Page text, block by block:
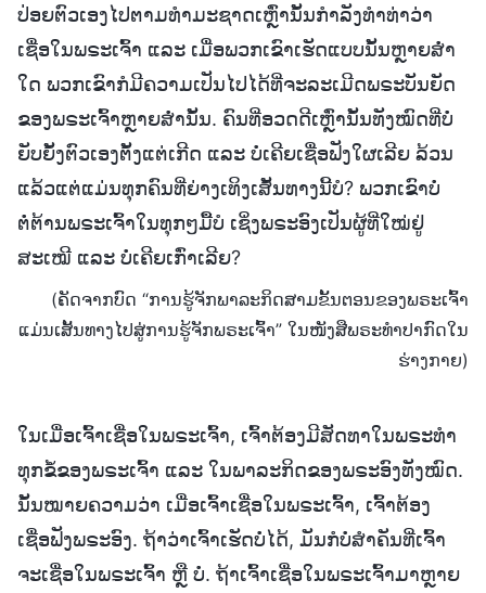
ປ່ອຍຕົວເອງໄປຕາມທຳມະຊາດເຫຼົ່ານັ້ນກຳລັງທຳທ່າວ່າ
ເຊື່ອໃນພຣະເຈົ້າ ແລະ ເມື່ອພວກເຂົາເຮັດແບບນັ້ນຫຼາຍສໍ່າ
ໃດ ພວກເຂົາກໍມີຄວາມເປັນໄປໄດ້ທີ່ຈະລະເມີດພຣະບັນຍັດ
ຂອງພຣະເຈົ້າຫຼາຍສໍ່ານັ້ນ. ຄົນທີ່ອວດດີເຫຼົ່ານັ້ນທັງໝົດທີ່ບໍ່
ຍັບຍັ້ງຕົວເອງຕັ້ງແຕ່ເກີດ ແລະ ບໍ່ເຄີຍເຊື່ອຟັງໃຜເລີຍ ລ້ວນ
ແລ້ວແຕ່ແມ່ນທຸກຄົນທີ່ຍ່າງເທິງເສັ້ນທາງນີ້ບໍ? ພວກເຂົາບໍ່
ຕໍ່ຕ້ານພຣະເຈົ້າໃນທຸກໆມື້ບໍ ເຊິ່ງພຣະອົງເປັນຜູ້ທີ່ໃໝ່ຢູ່
ສະເໝີ ແລະ ບໍ່ເຄີຍເກົ່າເລີຍ?
(ຄັດຈາກບົດ “ການຮູ້ຈັກພາລະກິດສາມຂັ້ນຕອນຂອງພຣະເຈົ້າ
ແມ່ນເສັ້ນທາງໄປສູ່ການຮູ້ຈັກພຣະເຈົ້າ” ໃນໜັງສືພຣະທໍາປາກົດໃນ
ຮ່າງກາຍ)
ໃນເມື່ອເຈົ້າເຊື່ອໃນພຣະເຈົ້າ, ເຈົ້າຕ້ອງມີສັດທາໃນພຣະທໍາ
ທຸກຂໍ້ຂອງພຣະເຈົ້າ ແລະ ໃນພາລະກິດຂອງພຣະອົງທັງໝົດ.
ນັ້ນໝາຍຄວາມວ່າ ເມື່ອເຈົ້າເຊື່ອໃນພຣະເຈົ້າ, ເຈົ້າຕ້ອງ
ເຊື່ອຟັງພຣະອົງ. ຖ້າວ່າເຈົ້າເຮັດບໍ່ໄດ້, ມັນກໍບໍ່ສຳຄັນທີ່ເຈົ້າ
ຈະເຊື່ອໃນພຣະເຈົ້າ ຫຼື ບໍ່. ຖ້າເຈົ້າເຊື່ອໃນພຣະເຈົ້າມາຫຼາຍ